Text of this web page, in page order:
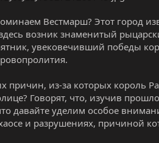
Вестмарш? Этот город
возник знаменитый
увековечивший победы
причин, из-за которых король
Говорят, что, изучив
давайте уделим особое
и разрушениях, причиной